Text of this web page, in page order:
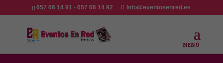
657 66 14 91 - 657 66 14 92 Info@eventosenred.es